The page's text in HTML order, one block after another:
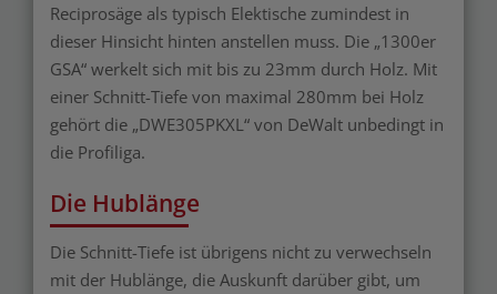
Reciprosäge als typisch Elektische zumindest in
dieser Hinsicht hinten anstellen muss. Die „1300er
GSA“ werkelt sich mit bis zu 23mm durch Holz. Mit
einer Schnitt-Tiefe von maximal 280mm bei Holz
gehört die „DWE305PKXL“ von DeWalt unbedingt in
die Profiliga.
Die Hublänge
Die Schnitt-Tiefe ist übrigens nicht zu verwechseln
mit der Hublänge, die Auskunft darüber gibt, um